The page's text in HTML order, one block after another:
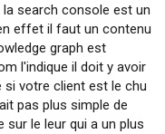
search console est un
effet il faut un contenu
graph est
l'indique il doit y avoir
si votre client est le chu
pas plus simple de
sur le leur qui a un plus